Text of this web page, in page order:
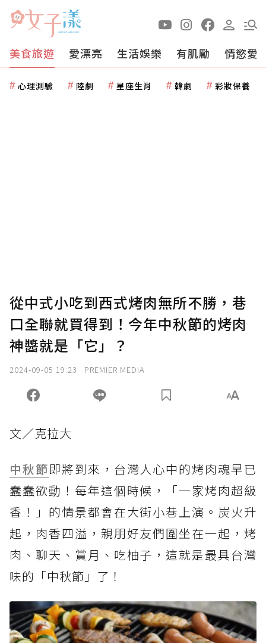
美食旅遊 愛漂亮 生活娛樂 有肌勵 情慾愛
心理測驗 陸劇 星座生肖 韓劇 彩妝保養
從中式小吃到西式烤肉無所不勝，巷
口全聯就買得到！今年中秋節的烤肉
神醬就是「它」？
2024-09-05 19:23 PREMIER MEDIA
文／克拉大
中秋節即將到來，台灣人心中的烤肉魂早已
蠢蠢欲動！每年這個時候，「一家烤肉超級
香！」的情景都會在大街小巷上演。炭火升
起，肉香四溢，親朋好友們圍坐在一起，烤
肉、聊天、賞月、吃柚子，這就是最具台灣
味的「中秋節」了！